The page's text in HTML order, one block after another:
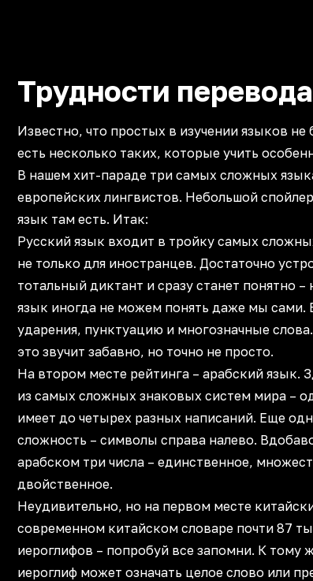
Трудности перевода
Известно, что простых в изучении языков не
есть несколько таких, которые учить
В нашем хит-параде три самых сложных
европейских лингвистов. Небольшой
язык там есть. Итак:
Русский язык входит в тройку самых
не только для иностранцев. Достаточно
тотальный диктант и сразу станет понятно
язык иногда не можем понять даже мы сами.
ударения, пунктуацию и многозначные
это звучит забавно, но точно не просто.
На втором месте рейтинга – арабский язык.
из самых сложных знаковых систем мира –
имеет до четырех разных написаний. Еще
сложность – символы справа налево.
арабском три числа – единственное,
двойственное.
Неудивительно, но на первом месте
современном китайском словаре почти 87
иероглифов – попробуй все запомни. К тому
иероглиф может означать целое слово или